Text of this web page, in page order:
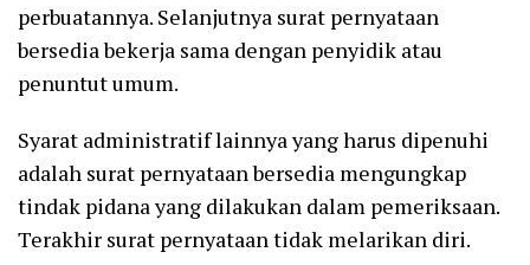
perbuatannya. Selanjutnya surat pernyataan
bersedia bekerja sama dengan penyidik atau
penuntut umum.
Syarat administratif lainnya yang harus dipenuhi
adalah surat pernyataan bersedia mengungkap
tindak pidana yang dilakukan dalam pemeriksaan.
Terakhir surat pernyataan tidak melarikan diri.